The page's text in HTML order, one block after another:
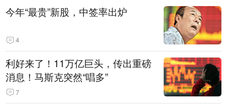
今年“最贵”新股，中签率出炉
4
利好来了！11万亿巨头，传出重磅
消息！马斯克突然“唱多”
7